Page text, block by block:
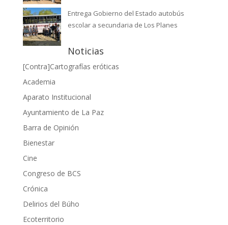
Entrega Gobierno del Estado autobús
escolar a secundaria de Los Planes
Noticias
[Contra]Cartografías eróticas
Academia
Aparato Institucional
Ayuntamiento de La Paz
Barra de Opinión
Bienestar
Cine
Congreso de BCS
Crónica
Delirios del Búho
Ecoterritorio